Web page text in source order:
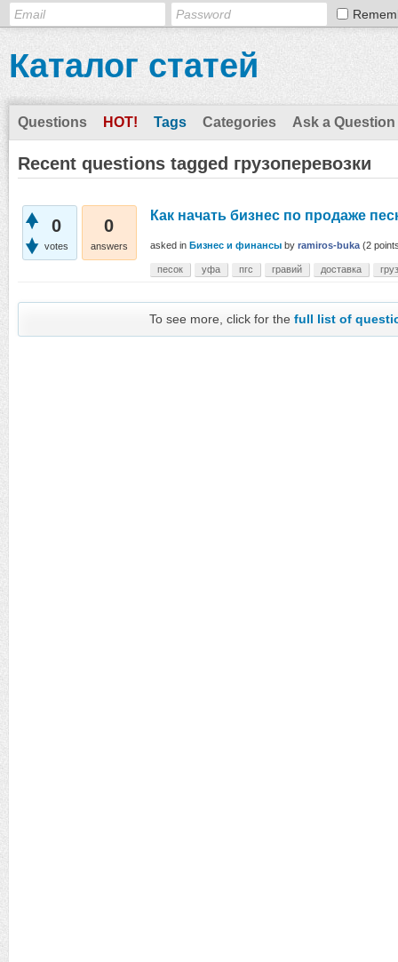
Каталог статей
Questions HOT! Tags Categories Ask a Question
Recent questions tagged грузоперевозки
0
votes
0
answers
Как начать бизнес по продаже
asked in Бизнес и финансы by ramiros-buka (2
песок уфа пгс гравий доставка
To see more, click for thefull list of